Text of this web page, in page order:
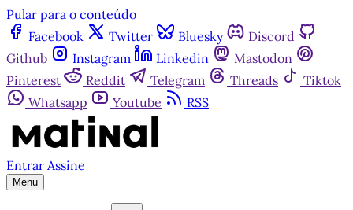
Pular para o conteúdo
Facebook
Twitter Bluesky
Discord
Github
Instagram Linkedin
Mastodon
Pinterest
Reddit Telegram Threads
Tiktok
Whatsapp
Youtube RSS
Entrar Assine
Menu